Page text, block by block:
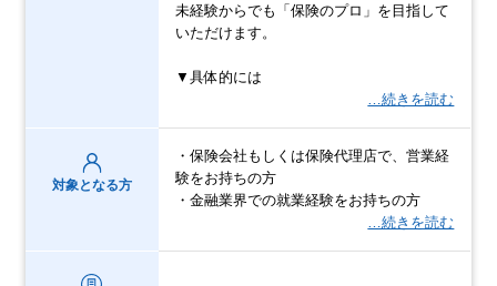
未経験からでも「保険のプロ」を目指して
いただけます。
▼具体的には
…続きを読む
対象となる方
・保険会社もしくは保険代理店で、営業経
験をお持ちの方
・金融業界での就業経験をお持ちの方
…続きを読む